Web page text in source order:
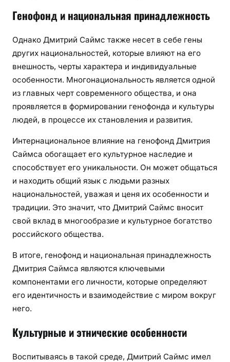
Генофонд и национальная принадлежность
Однако Дмитрий Саймс также несет в себе гены
других национальностей, которые влияют на его
внешность, черты характера и индивидуальные
особенности. Многонациональность является одной
из главных черт современного общества, и она
проявляется в формировании генофонда и культуры
людей, в процессе их становления и развития.
Интернациональное влияние на генофонд Дмитрия
Саймса обогащает его культурное наследие и
способствует его уникальности. Он может общаться
и находить общий язык с людьми разных
национальностей, уважая и ценя их особенности и
традиции. Это значит, что Дмитрий Саймс вносит
свой вклад в многообразие и культурное богатство
российского общества.
В итоге, генофонд и национальная принадлежность
Дмитрия Саймса являются ключевыми
компонентами его личности, которые определяют
его идентичность и взаимодействие с миром вокруг
него.
Культурные и этнические особенности
Воспитываясь в такой среде, Дмитрий Саймс имел